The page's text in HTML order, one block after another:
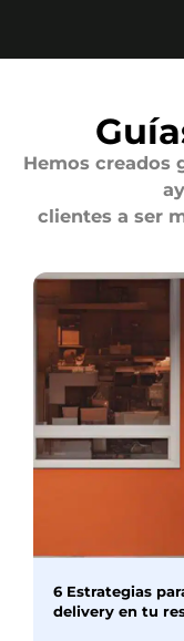
Hemos creados
clientes a ser
6 Estrategias
delivery en tu